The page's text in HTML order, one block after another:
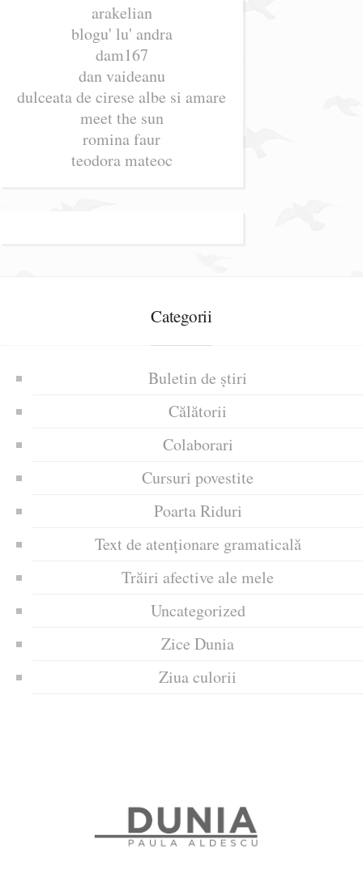
arakelian
blogu' lu' andra
dam167
dan vaideanu
dulceata de cirese albe si amare
meet the sun
romina faur
teodora mateoc
Categorii
Buletin de știri
Călătorii
Colaborari
Cursuri povestite
Poarta Riduri
Text de atenționare gramaticală
Trăiri afective ale mele
Uncategorized
Zice Dunia
Ziua culorii